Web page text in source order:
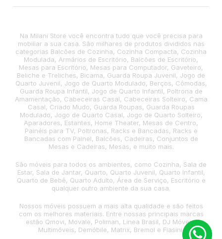
Na Milani Store você encontra tudo que você precisa para
mobiliar a sua casa. São milhares de produtos divididos nas
categorias Balcões de Cozinha, Cozinha Compacta, Cozinha
Modulada, Armários de Escritório, Balcões de Escritório,
Mesas para Escritório, Mesas para Computador, Gaveteiro,
Beliche e Treliches, Bicama, Guarda Roupa Juvenil, Jogo de
Quarto Juvenil, Jogo de Quarto Modulado, Berços, Cômodas,
Guarda Roupa Infantil, Jogo de Quarto Infantil, Poltrona de
Amamentação, Cabeceiras Casal, Cabeceiras Solteiro, Cama
Casal, Criado Mudo, Guarda Roupas, Guarda Roupas
Modulado, Jogo de Quarto Casal, Jogo de Quarto Solteiro,
Aparadores, Estantes, Home Theater, Mesas de Centro,
Painéis para TV, Poltronas, Racks e Bancadas, Racks e
Bancadas com Painel, Balcões, Cadeiras, Conjuntos de
Mesas e Cadeiras, Mesas, e muito mais.
São móveis para todos os ambientes, como Cozinha, Sala de
Estar, Sala de Jantar, Quarto, Quarto Juvenil, Quarto Infantil,
Quarto de Bebê, Quarto Adulto, Área de Serviço, Escritório e
qualquer outro ambiente da sua casa.
Nossos móveis possuem a mais alta qualidade e são feitos
com os melhores materiais. Entre nossas principais marcas
estão Qmovi, Movale, Poliman, Linea Brasil, DJ Móveis,
Multimóveis, Demóbile, Matrix, Bremol e Fiasini.